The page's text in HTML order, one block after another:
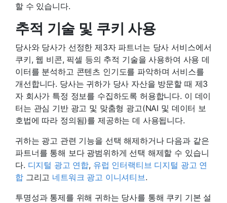
할 수 있습니다.
추적 기술 및 쿠키 사용
당사와 당사가 선정한 제3자 파트너는 당사 서비스에서
쿠키, 웹 비콘, 픽셀 등의 추적 기술을 사용하여 사용 데
이터를 분석하고 콘텐츠 인기도를 파악하며 서비스를
개선합니다. 당사는 귀하가 당사 자산을 방문할 때 제3
자 회사가 특정 정보를 수집하도록 허용합니다. 이 데이
터는 관심 기반 광고 및 맞춤형 광고(NAI 및 데이터 보
호법에 따라 정의됨)를 제공하는 데 사용됩니다.
귀하는 광고 관련 기능을 선택 해제하거나 다음과 같은
파트너를 통해 보다 광범위하게 선택 해제할 수 있습니
다. 디지털 광고 연합, 유럽 인터랙티브 디지털 광고 연
합그리고 네트워크 광고 이니셔티브 .
투명성과 통제를 위해 귀하는 당사를 통해 쿠키 기본 설